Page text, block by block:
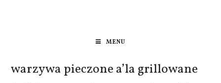
MENU
warzywa pieczone a’la grillowane